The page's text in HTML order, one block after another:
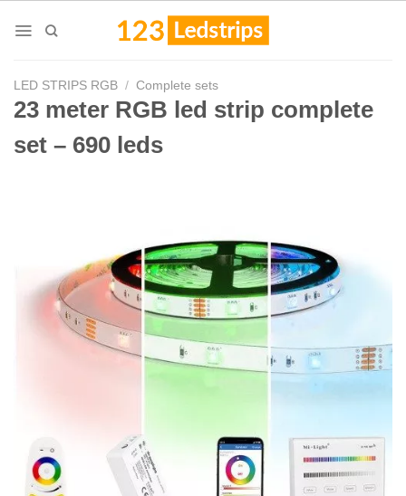
LED STRIPS RGB / Complete sets
23 meter RGB led strip complete
set – 690 leds